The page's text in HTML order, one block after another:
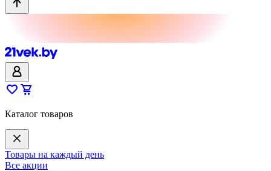
Каталог товаров
Товары на каждый день
Все акции